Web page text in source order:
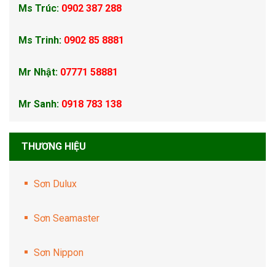
Ms Trúc: 0902 387 288
Ms Trinh: 0902 85 8881
Mr Nhật: 07771 58881
Mr Sanh: 0918 783 138
THƯƠNG HIỆU
Sơn Dulux
Sơn Seamaster
Sơn Nippon